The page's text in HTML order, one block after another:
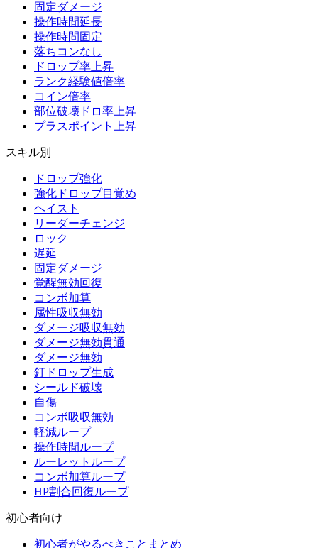
固定ダメージ
操作時間延長
操作時間固定
落ちコンなし
ドロップ率上昇
ランク経験値倍率
コイン倍率
部位破壊ドロ率上昇
プラスポイント上昇
スキル別
ドロップ強化
強化ドロップ目覚め
ヘイスト
リーダーチェンジ
ロック
遅延
固定ダメージ
覚醒無効回復
コンボ加算
属性吸収無効
ダメージ吸収無効
ダメージ無効貫通
ダメージ無効
釘ドロップ生成
シールド破壊
自傷
コンボ吸収無効
軽減ループ
操作時間ループ
ルーレットループ
コンボ加算ループ
HP割合回復ループ
初心者向け
初心者がやるべきことまとめ